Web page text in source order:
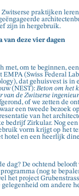
praktijken
zijn in hergebruik.
van deze vier dagen
met, om te beginnen,
(Swiss Federal
dat gehuisvest is in
(NEST): Beton om het
van de Zwitserse
of we zetten de
een tweede bezoek
van het
bedrijf Zirkular. Nog een
vorm krijgt op het
hotel en een heerlijk
dag? De ochtend
programma (nog te
het project
gelegenheid om andere